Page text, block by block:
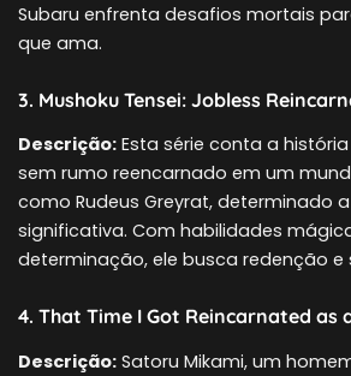
Subaru enfrenta desafios mortais
que ama.
3. Mushoku Tensei: Jobless
Descrição: Esta série conta a
sem rumo reencarnado em um
como Rudeus Greyrat, determinado
significativa. Com habilidades
determinação, ele busca redenção e
4. That Time I Got Reincarnated as
Descrição: Satoru Mikami, um